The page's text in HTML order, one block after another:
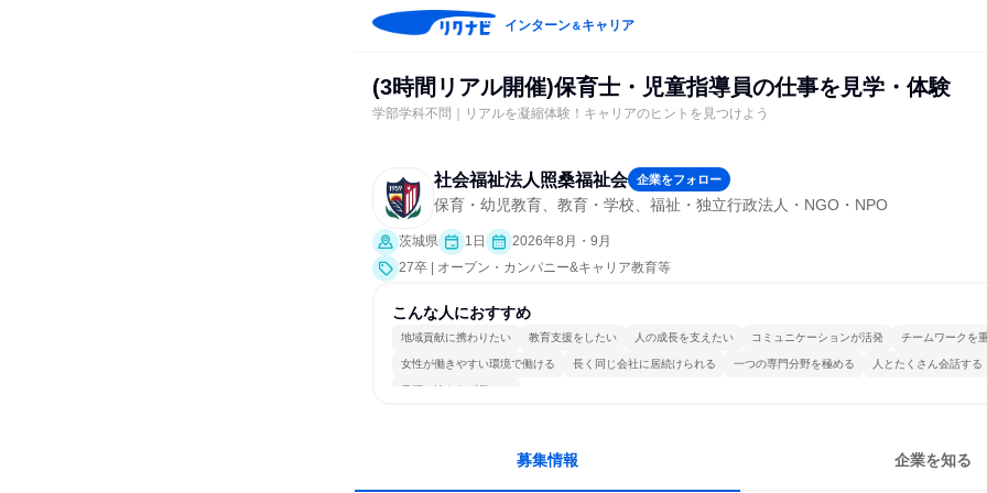
インターン＆キャリア
(3時間リアル開催)保育士・児童指導員の仕事を見学・体験
学部学科不問｜リアルを凝縮体験！キャリアのヒントを見つけよう
社会福祉法人照桑福祉会 企業をフォロー
保育・幼児教育、教育・学校、福祉・独立行政法人・NGO・NPO
茨城県 1日
2026年8月・9月
27卒 | オープン・カンパニー&キャリア教育等
こんな人におすすめ
地域貢献に携わりたい 教育支援をしたい 人の成長を支えたい コミュニケーションが活発 チームワークを
女性が働きやすい環境で働ける 長く同じ会社に居続けられる 一つの専門分野を極める 人とたくさん会話する
目標に追われず働ける
募集情報 企業を知る